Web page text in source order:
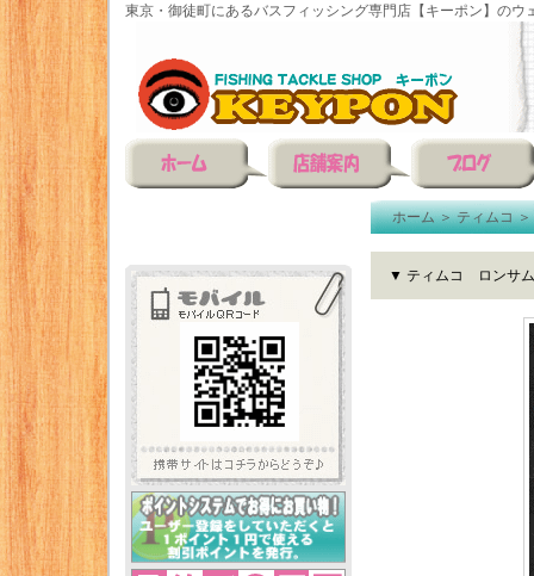
東京・御徒町にあるバスフィッシング専門店【キーポン】のウ
ホーム＞ティムコ＞
▼ ティムコ ロンサ